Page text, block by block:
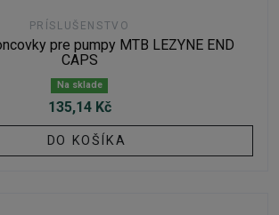
PRÍSLUŠENSTVO
pre pumpy MTB LEZYNE END
CAPS
Na sklade
135,14 Kč
DO KOŠÍKA